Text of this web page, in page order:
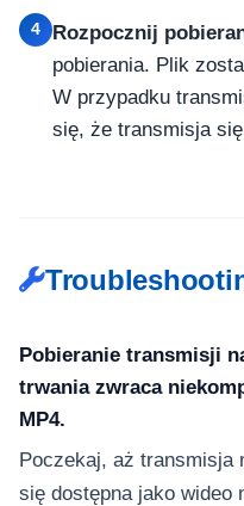
4 Rozpocznij
pobierania. Plik
W przypadku
się, że transmisja
Pobieranie transmisji
trwania zwraca
MP4.
Poczekaj, aż transmisja
się dostępna jako wideo